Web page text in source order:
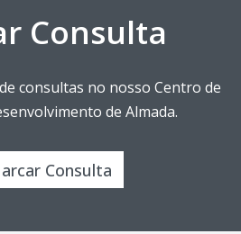
Consulta
consultas no nosso Centro de
de Almada.
Consulta